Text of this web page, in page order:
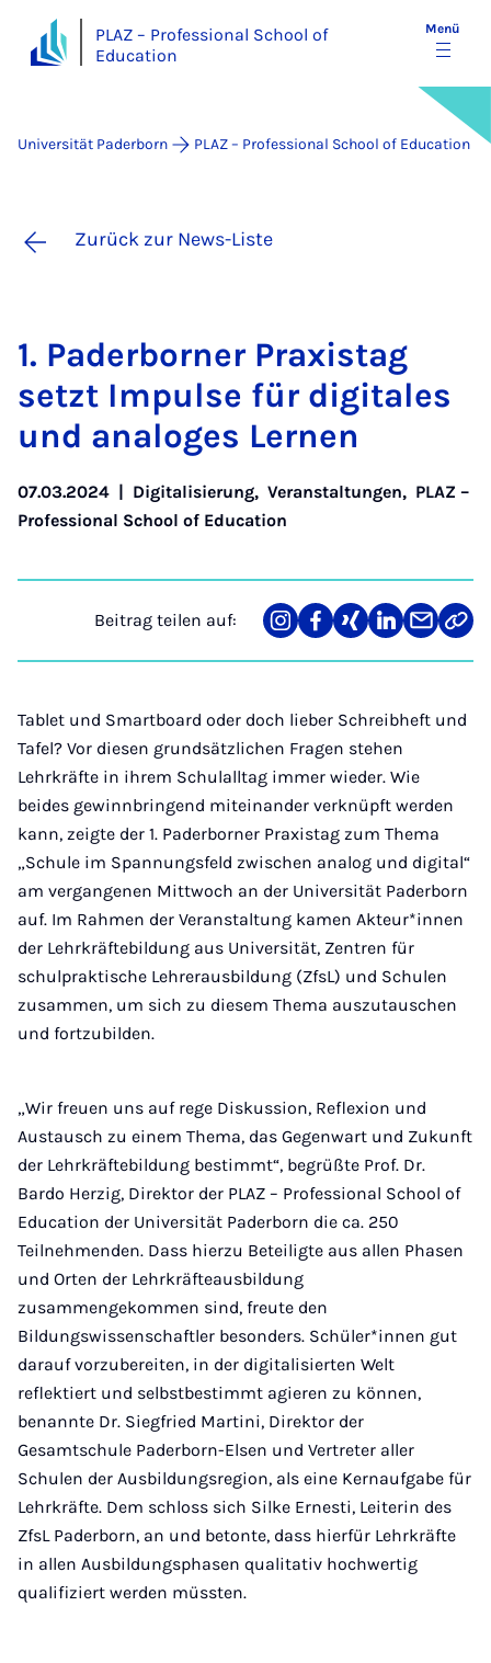
PLAZ – Professional School of
Education
Menü
Universität Paderborn PLAZ – Professional School of Education
Zurück zur News-Liste
1. Pa­der­bor­ner Pra­xis­tag
setzt Im­pul­se für di­gi­ta­les
und ana­lo­ges Ler­nen
07.03.2024 | Digitalisierung, Veranstaltungen, PLAZ –
Professional School of Education
Beitrag teilen auf:
Teilen
auf
Teilen
auf
Teilen
auf
Teilen
auf
Teilen
über
Mail
Link
Tablet und Smartboard oder doch lieber Schreibheft und
Tafel? Vor diesen grundsätzlichen Fragen stehen
Lehrkräfte in ihrem Schulalltag immer wieder. Wie
beides gewinnbringend miteinander verknüpft werden
kann, zeigte der 1. Paderborner Praxistag zum Thema
„Schule im Spannungsfeld zwischen analog und digital“
am vergangenen Mittwoch an der Universität Paderborn
auf. Im Rahmen der Veranstaltung kamen Akteur*innen
der Lehrkräftebildung aus Universität, Zentren für
schulpraktische Lehrerausbildung (ZfsL) und Schulen
zusammen, um sich zu diesem Thema auszutauschen
und fortzubilden.
„Wir freuen uns auf rege Diskussion, Reflexion und
Austausch zu einem Thema, das Gegenwart und Zukunft
der Lehrkräftebildung bestimmt“, begrüßte Prof. Dr.
Bardo Herzig, Direktor der PLAZ – Professional School of
Education der Universität Paderborn die ca. 250
Teilnehmenden. Dass hierzu Beteiligte aus allen Phasen
und Orten der Lehrkräfteausbildung
zusammengekommen sind, freute den
Bildungswissenschaftler besonders. Schüler*innen gut
darauf vorzubereiten, in der digitalisierten Welt
reflektiert und selbstbestimmt agieren zu können,
benannte Dr. Siegfried Martini, Direktor der
Gesamtschule Paderborn-Elsen und Vertreter aller
Schulen der Ausbildungsregion, als eine Kernaufgabe für
Lehrkräfte. Dem schloss sich Silke Ernesti, Leiterin des
ZfsL Paderborn, an und betonte, dass hierfür Lehrkräfte
in allen Ausbildungsphasen qualitativ hochwertig
qualifiziert werden müssten.